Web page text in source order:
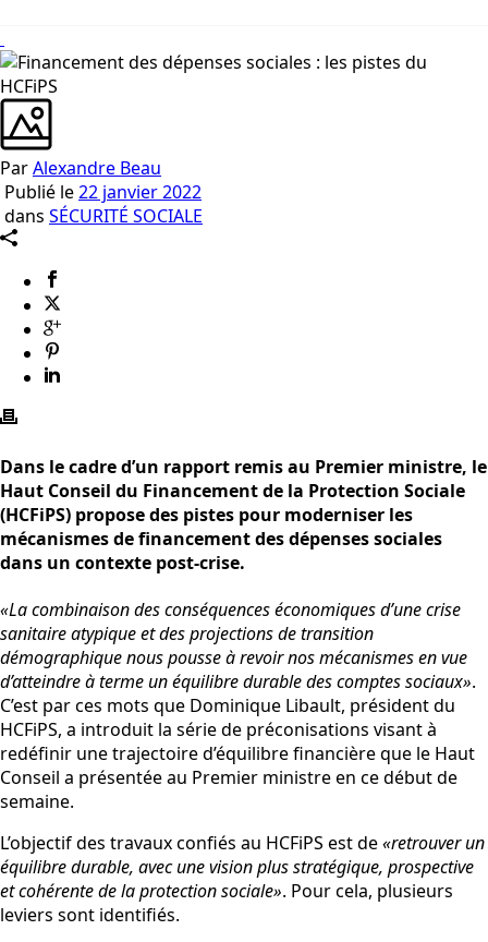
ParAlexandre Beau
Publié le22 janvier 2022
dans SÉCURITÉ SOCIALE
Dans le cadre d’un rapport remis au Premier ministre, le
Haut Conseil du Financement de la Protection Sociale
(HCFiPS) propose des pistes pour moderniser les
mécanismes de financement des dépenses sociales
dans un contexte post-crise.
«La combinaison des conséquences économiques d’une crise
sanitaire atypique et des projections de transition
démographique nous pousse à revoir nos mécanismes en vue
d’atteindre à terme un équilibre durable des comptes sociaux».
C’est par ces mots que Dominique Libault, président du
HCFiPS, a introduit la série de préconisations visant à
redéfinir une trajectoire d’équilibre financière que le Haut
Conseil a présentée au Premier ministre en ce début de
semaine.
L’objectif des travaux confiés au HCFiPS est de«retrouver un
équilibre durable, avec une vision plus stratégique, prospective
et cohérente de la protection sociale». Pour cela, plusieurs
leviers sont identifiés.